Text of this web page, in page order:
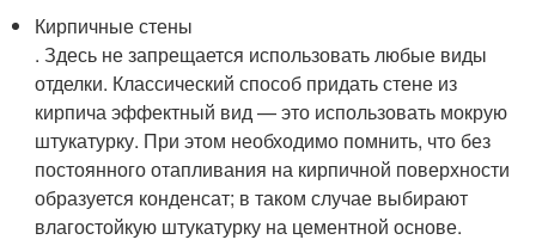
Кирпичные стены
. Здесь не запрещается использовать любые виды
отделки. Классический способ придать стене из
кирпича эффектный вид — это использовать мокрую
штукатурку. При этом необходимо помнить, что без
постоянного отапливания на кирпичной поверхности
образуется конденсат; в таком случае выбирают
влагостойкую штукатурку на цементной основе.